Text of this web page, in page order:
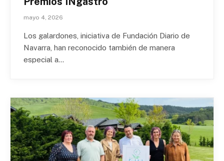
mayo 4, 2026
Los galardones, iniciativa de Fundación Diario de
Navarra, han reconocido también de manera
especial a…